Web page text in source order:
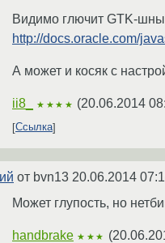
Видимо глючит GTK-
http://docs.oracle.com/
А может и косяк с
ii8_ ★★★★ (20.06.2014
Ссылка
от bvn13 20.06.2014
Может глупость, но
handbrake ★★★ (